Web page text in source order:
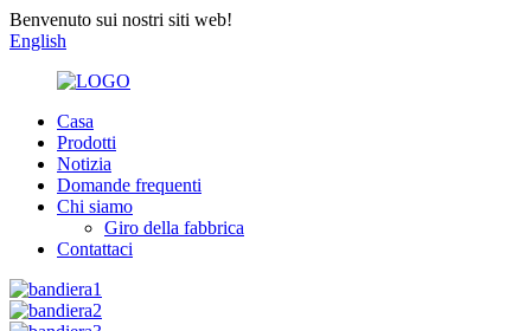
Benvenuto sui nostri siti web!
English
Casa
Prodotti
Notizia
Domande frequenti
Chi siamo
Giro della fabbrica
Contattaci